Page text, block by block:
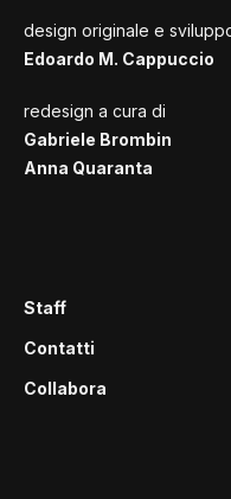
design originale e
Edoardo M. Cappuccio
redesign a cura di
Gabriele Brombin
Anna Quaranta
Staff
Contatti
Collabora